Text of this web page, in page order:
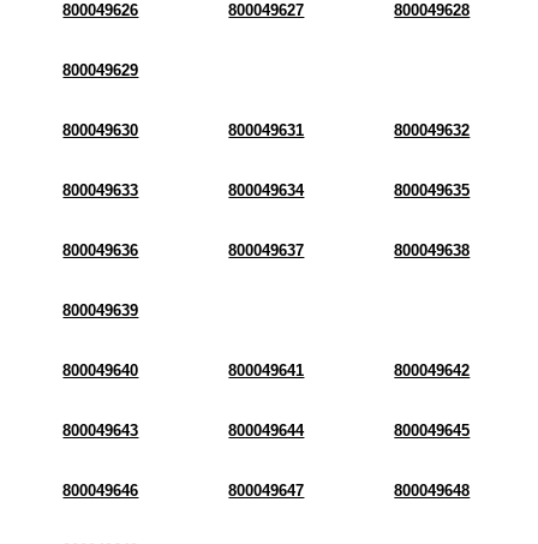
800049626 800049627 800049628
800049629
800049630 800049631 800049632
800049633 800049634 800049635
800049636 800049637 800049638
800049639
800049640 800049641 800049642
800049643 800049644 800049645
800049646 800049647 800049648